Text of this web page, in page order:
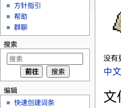
没有
中
文
方针指引
帮助
群聊
搜索
编辑
快速创建词条